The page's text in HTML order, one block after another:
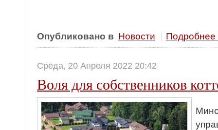
Опубликовано в Новости Подробнее
Среда, 20 Апреля 2022 20:42
Воля для собственников